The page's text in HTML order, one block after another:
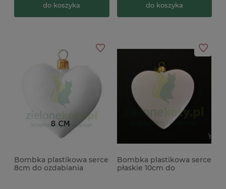
do koszyka do koszyka
Bombka plastikowa serce
8cm do ozdabiania
Bombka plastikowa serce
płaskie 10cm do